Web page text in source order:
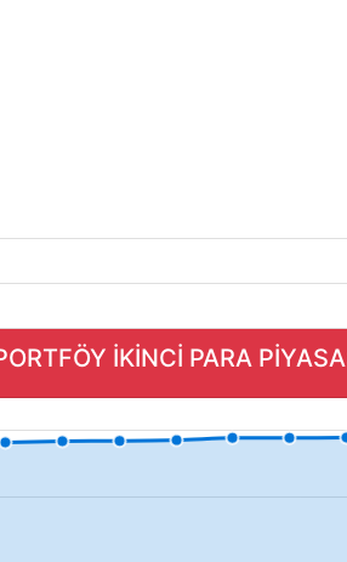
İKİNCİ PARA